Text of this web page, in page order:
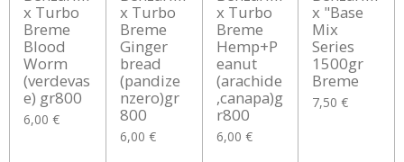
x Turbo
Breme
Blood
Worm
(verdevas
e) gr800
6,00 €
x Turbo
Breme
Ginger
bread
(pandize
nzero)gr
800
6,00 €
x Turbo
Breme
Hemp+P
eanut
(arachide
,canapa)g
r800
6,00 €
x "Base
Mix
Series
1500gr
Breme
7,50 €